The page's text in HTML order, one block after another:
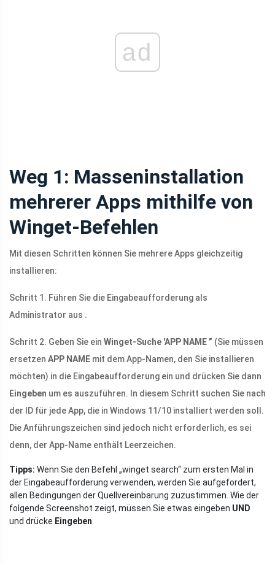
ad
Weg 1: Masseninstallation
mehrerer Apps mithilfe von
Winget-Befehlen
Mit diesen Schritten können Sie mehrere Apps gleichzeitig
installieren:
Schritt 1. Führen Sie die Eingabeaufforderung als
Administrator aus .
Schritt 2. Geben Sie ein Winget-Suche 'APP NAME” (Sie müssen
ersetzen APP NAME mit dem App-Namen, den Sie installieren
möchten) in die Eingabeaufforderung ein und drücken Sie dann
Eingeben um es auszuführen. In diesem Schritt suchen Sie nach
der ID für jede App, die in Windows 11/10 installiert werden soll.
Die Anführungszeichen sind jedoch nicht erforderlich, es sei
denn, der App-Name enthält Leerzeichen.
Tipps: Wenn Sie den Befehl „winget search“ zum ersten Mal in
der Eingabeaufforderung verwenden, werden Sie aufgefordert,
allen Bedingungen der Quellvereinbarung zuzustimmen. Wie der
folgende Screenshot zeigt, müssen Sie etwas eingeben UND
und drücke Eingeben